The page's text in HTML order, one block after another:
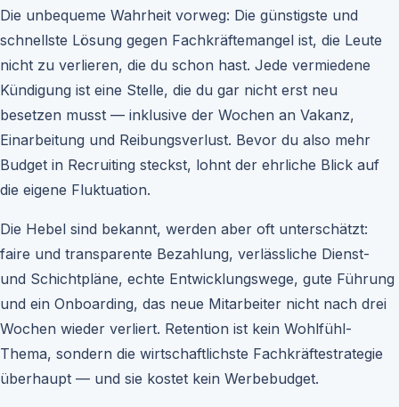
Die unbequeme Wahrheit vorweg: Die günstigste und
schnellste Lösung gegen Fachkräftemangel ist, die Leute
nicht zu verlieren, die du schon hast. Jede vermiedene
Kündigung ist eine Stelle, die du gar nicht erst neu
besetzen musst — inklusive der Wochen an Vakanz,
Einarbeitung und Reibungsverlust. Bevor du also mehr
Budget in Recruiting steckst, lohnt der ehrliche Blick auf
die eigene Fluktuation.
Die Hebel sind bekannt, werden aber oft unterschätzt:
faire und transparente Bezahlung, verlässliche Dienst-
und Schichtpläne, echte Entwicklungswege, gute Führung
und ein Onboarding, das neue Mitarbeiter nicht nach drei
Wochen wieder verliert. Retention ist kein Wohlfühl-
Thema, sondern die wirtschaftlichste Fachkräftestrategie
überhaupt — und sie kostet kein Werbebudget.